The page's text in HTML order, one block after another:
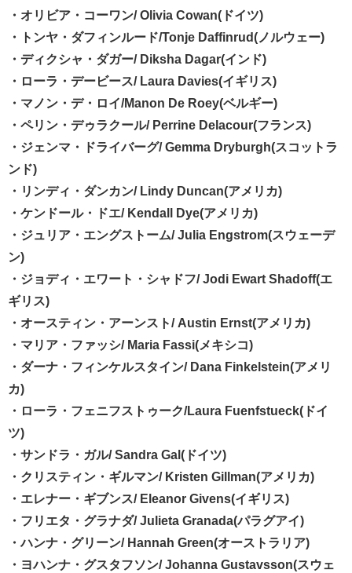
・オリビア・コーワン/ Olivia Cowan(ドイツ)
・トンヤ・ダフィンルード/Tonje Daffinrud(ノルウェー)
・ディクシャ・ダガー/ Diksha Dagar(インド)
・ローラ・デービース/ Laura Davies(イギリス)
・マノン・デ・ロイ/Manon De Roey(ベルギー)
・ペリン・デゥラクール/ Perrine Delacour(フランス)
・ジェンマ・ドライバーグ/ Gemma Dryburgh(スコットラ
ンド)
・リンディ・ダンカン/ Lindy Duncan(アメリカ)
・ケンドール・ドエ/ Kendall Dye(アメリカ)
・ジュリア・エングストーム/ Julia Engstrom(スウェーデ
ン)
・ジョディ・エワート・シャドフ/ Jodi Ewart Shadoff(エ
ギリス)
・オースティン・アーンスト/ Austin Ernst(アメリカ)
・マリア・ファッシ/ Maria Fassi(メキシコ)
・ダーナ・フィンケルスタイン/ Dana Finkelstein(アメリ
カ)
・ローラ・フェニフストゥーク/Laura Fuenfstueck(ドイ
ツ)
・サンドラ・ガル/ Sandra Gal(ドイツ)
・クリスティン・ギルマン/ Kristen Gillman(アメリカ)
・エレナー・ギブンス/ Eleanor Givens(イギリス)
・フリエタ・グラナダ/ Julieta Granada(パラグアイ)
・ハンナ・グリーン/ Hannah Green(オーストラリア)
・ヨハンナ・グスタフソン/ Johanna Gustavsson(スウェ